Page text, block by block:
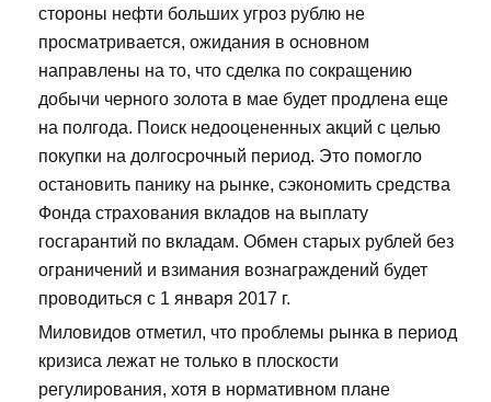
стороны нефти больших угроз рублю не
просматривается, ожидания в основном
направлены на то, что сделка по сокращению
добычи черного золота в мае будет продлена еще
на полгода. Поиск недооцененных акций с целью
покупки на долгосрочный период. Это помогло
остановить панику на рынке, сэкономить средства
Фонда страхования вкладов на выплату
госгарантий по вкладам. Обмен старых рублей без
ограничений и взимания вознаграждений будет
проводиться с 1 января 2017 г.
Миловидов отметил, что проблемы рынка в период
кризиса лежат не только в плоскости
регулирования, хотя в нормативном плане